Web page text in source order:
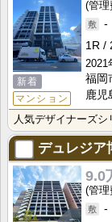
新着
マンション
-
1R
2021
福岡
鹿児
人気デザイナーズ
デュレジア
9.0
-